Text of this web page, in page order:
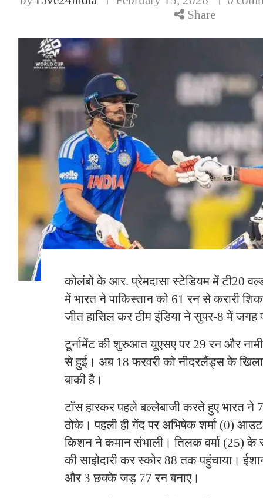
Share
कोलंबो के आर. प्रेमदासा स्टेडियम में टी20
में भारत ने पाकिस्तान को 61 रन से करारी
जीत हासिल कर टीम इंडिया ने सुपर-8 में
टूर्नामेंट की शुरुआत यूएसए पर 29 रन और
से हुई। अब 18 फरवरी को नीदरलैंड्स के
बाकी है।
टॉस हारकर पहले बल्लेबाजी करते हुए भारत ने
ठोके। पहली ही गेंद पर अभिषेक शर्मा (0)
किशन ने कमान संभाली। तिलक वर्मा (25) के
की साझेदारी कर स्कोर 88 तक पहुंचाया।
और 3 छक्के जड़ 77 रन बनाए।